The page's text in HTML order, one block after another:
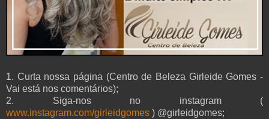
1. Curta nossa página (Centro de Beleza Girleide Gomes -
Vai está nos comentários);
2. Siga-nos no instagram (
www.instagram.com/girleidgomes ) @girleidgomes;